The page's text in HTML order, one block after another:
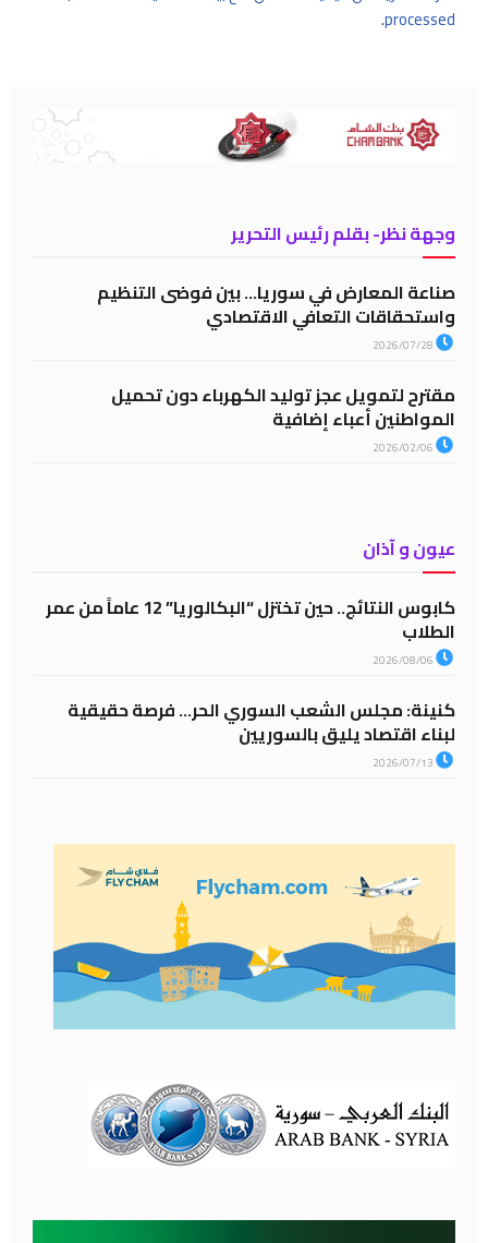
processed
.
وجهة نظر- بقلم رئيس التحرير
صناعة المعارض في سوريا… بين فوضى التنظيم
واستحقاقات التعافي الاقتصادي
مقترح لتمويل عجز توليد الكهرباء دون تحميل
المواطنين أعباء إضافية
عيون و آذان
كابوس النتائج.. حين تختزل “البكالوريا” 12 عاماً من عمر
الطلاب
كنينة: مجلس الشعب السوري الحر… فرصة حقيقية
لبناء اقتصاد يليق بالسوريين